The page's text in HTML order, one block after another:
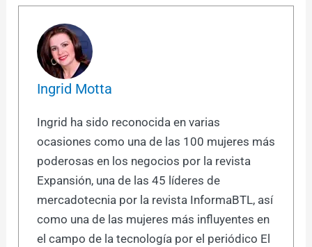
Ingrid Motta
Ingrid ha sido reconocida en varias
ocasiones como una de las 100 mujeres más
poderosas en los negocios por la revista
Expansión, una de las 45 líderes de
mercadotecnia por la revista InformaBTL, así
como una de las mujeres más influyentes en
el campo de la tecnología por el periódico El